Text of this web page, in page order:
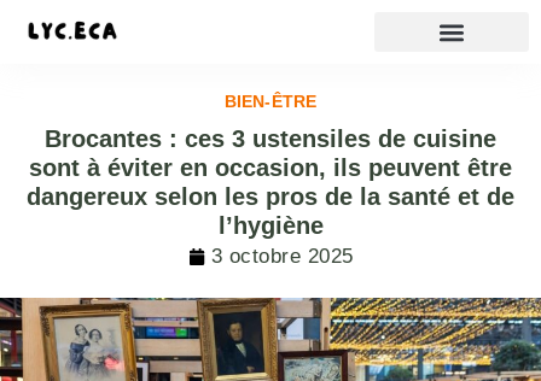
BIEN-ÊTRE
Brocantes : ces 3 ustensiles de cuisine
sont à éviter en occasion, ils peuvent être
dangereux selon les pros de la santé et de
l’hygiène
3 octobre 2025